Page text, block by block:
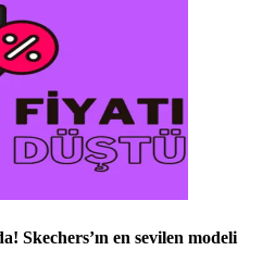
Skechers’ın en sevilen modeli